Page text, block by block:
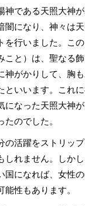
神である天照大神
闇になり、神々は
を行いました。こ
こと）は、聖なる
神がかりして、胸
といいます。これ
になった天照大神
のでした。
の活躍をストリッ
しれません。しか
国になれば、女性
性もあります。